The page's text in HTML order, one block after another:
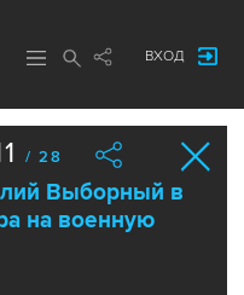
ВХОД
Выборный в
на военную
/ 28